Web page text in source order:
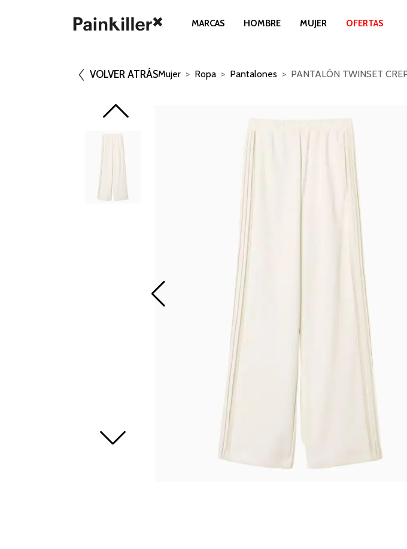
MARCAS HOMBRE MUJER OFERTAS
VOLVER ATRÁSMujer Ropa Pantalones PANTALÓN TWINSET